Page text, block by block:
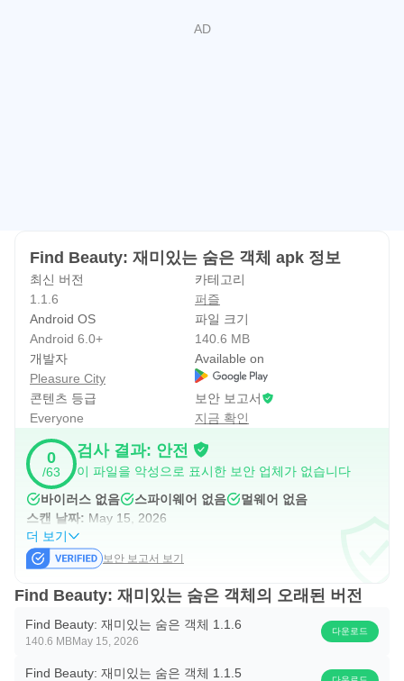
일 뿐만 아니라 가족과 친구를 가까이 하는 최고의 선택입니
다!
🧩 다양한 난이도: 슈퍼 재미있는 다양한 도전과 모험이 기
다리고 있습니다!
🔎 확대 기능: 디테일을 확대하여 숨겨진 물체를 쉽게 찾을
수 있습니다! 조금 왼쪽으로, 그러면 발견할 수 있습니다!
👠 다양한 테마: 특히 아름다움 테마를 포함하여 다양한 이
🎁 인게임 보상: 모험 게임에서 풍부한 동전으로 흥미로운
이벤트를 즐기세요!
어떻게 플레이하나요?
🔍 장면을 스캔하여 숨겨진 물체를 찾으세요.
💡 이동하고 확대하여 어렵게 보이는 아이템을 더 쉽게 찾아
보세요.
🪄 힌트를 사용하고 보기가 어려운 물체를 찾아보세요.
👉 숨겨진 보물을 탭하여 수집하고 다음 레벨로 이동하세
요.
Find Beauty: 재미있는 숨은 객체 apk 정보
최신 버전
1.1.6
카테고리
퍼즐
Android OS
Android 6.0+
파일 크기
140.6 MB
개발자
Pleasure City
Available on
콘텐츠 등급
Everyone
보안 보고서
지금 확인
0
/63
검사 결과: 안전
이 파일을 악성으로 표시한 보안 업체가 없습니다
바이러스 없음
스파이웨어 없음
멀웨어 없음
스캔 날짜: May 15, 2026
더 보기
보안 보고서 보기
Find Beauty: 재미있는 숨은 객체의 오래된 버전
Find Beauty: 재미있는 숨은 객체 1.1.6
140.6 MBMay 15, 2026
다운로드
Find Beauty: 재미있는 숨은 객체 1.1.5